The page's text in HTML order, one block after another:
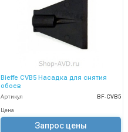
Bieffe CVB5 Насадка для снятия
обоев
Артикул BF-CVB5
Цена
Запрос цены